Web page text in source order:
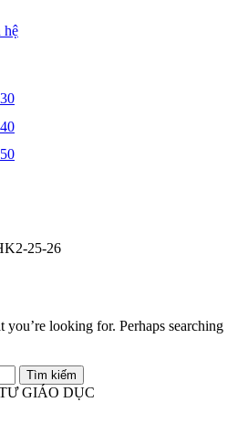
hệ
25-26
you’re looking for. Perhaps searching
GIÁO DỤC